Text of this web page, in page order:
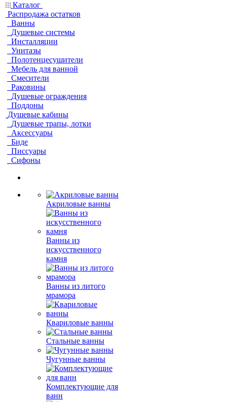
Каталог
Распродажа остатков
Ванны
Душевые системы
Инсталляции
Унитазы
Полотенцесушители
Мебель для ванной
Смесители
Раковины
Душевые ограждения
Поддоны
Душевые кабины
Душевые трапы, лотки
Аксессуары
Биде
Писсуары
Сифоны
Акриловые ванны
Ванны из
искусственного
камня
Ванны из литого
мрамора
Квариловые ванны
Стальные ванны
Чугунные ванны
Комплектующие для
ванн